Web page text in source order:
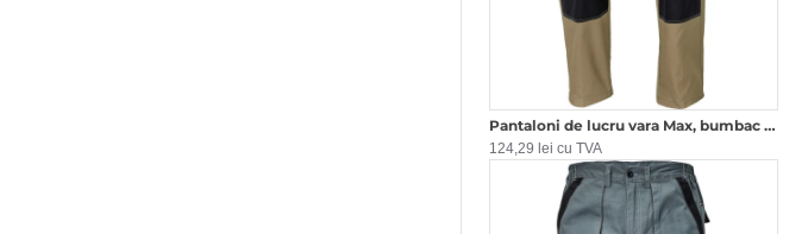
Pantaloni de lucru vara Max, bumbac 200g/mp Max , Bej cu negru
124,29 lei cu TVA